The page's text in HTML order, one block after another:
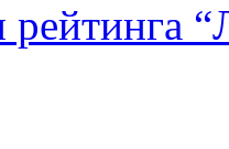
рейтинга